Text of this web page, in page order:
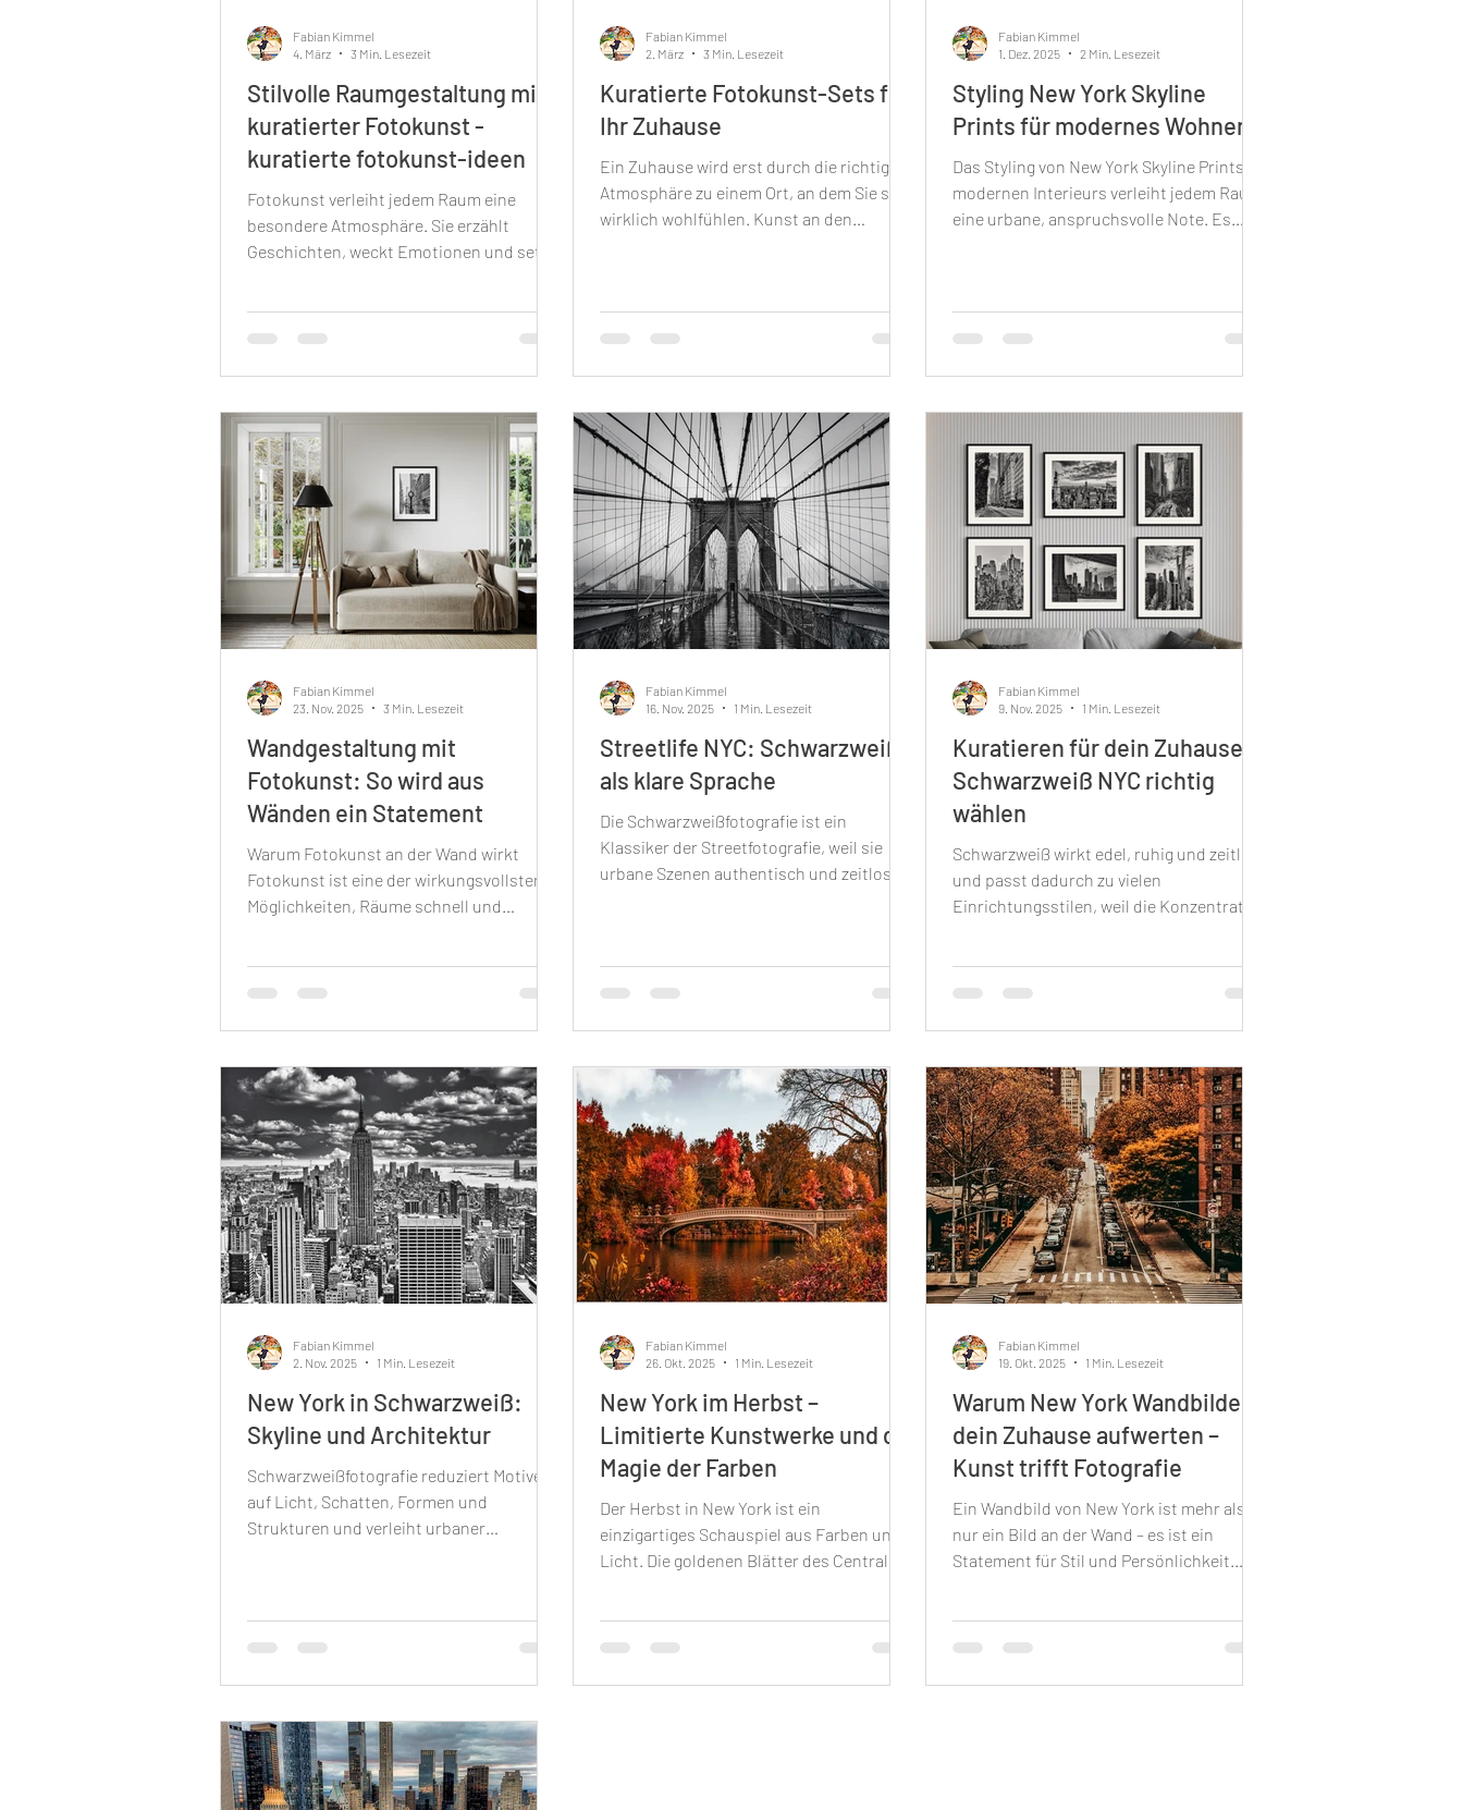
Stilvolle Raumgestaltung mit
kuratierter Fotokunst -
kuratierte fotokunst-ideen
Fotokunst verleiht jedem Raum eine
besondere Atmosphäre. Sie erzählt
Geschichten, weckt Emotionen und setzt
möchtest, bist du hier genau richtig. In
kuratierter Fotokunst deine Wohn- oder
Arbeitsbereiche aufwertest und dabei
deinen persönlichen Stil unterstreichst.
Warum kuratierte fotokunst-ideen deine
Raumgestaltung bereichern Kuratierte
Fotokunst bedeutet, d
Fabian Kimmel
4. März
3 Min. Lesezeit
Kuratierte Fotokunst-Sets für
Ihr Zuhause
Ein Zuhause wird erst durch die richtige
Atmosphäre zu einem Ort, an dem Sie sich
wirklich wohlfühlen. Kunst an den
stimmungsvollen Bildern zu gestalten.
Diese Sets sind sorgfältig
wirken und Ihrem Wohnraum eine
besondere Note zu verleihen. Wenn Sie
auf der Suche nach einer stilvollen und
zugleich per
Fabian Kimmel
2. März
3 Min. Lesezeit
Styling New York Skyline
Prints für modernes Wohnen
Das Styling von New York Skyline Prints in
modernen Interieurs verleiht jedem Raum
eine urbane, anspruchsvolle Note. Es
State Building oder der Freiheitsstatue –
eignen sich hervorragend als Blickfang.
New York Skyline Prints im modernen
Raum..
Fabian Kimmel
1. Dez. 2025
2 Min. Lesezeit
Wandgestaltung mit
Fotokunst: So wird aus
Wänden ein Statement
Warum Fotokunst an der Wand wirkt
Fotokunst ist eine der wirkungsvollsten
Möglichkeiten, Räume schnell und
ausgewählten Motiven und Formaten. Gut
Atmosphäre, setzen Akzente und erzählen
Ihre persönliche Geschichte.Gerade
limitierte Editionen behalten dabei ihren
Sammlerwert und wirken wie kuratierte
Kunstwerke statt wie austauschbare
Deko. Der erste Schritt: Stimmung und
Raum analysiere
Fabian Kimmel
23. Nov. 2025
3 Min. Lesezeit
Streetlife NYC: Schwarzweiß
als klare Sprache
Die Schwarzweißfotografie ist ein
Klassiker der Streetfotografie, weil sie
urbane Szenen authentisch und zeitlos
Treppenhäuser, Fassadenraster,
Schaufensterreflexionen und
zu klaren Formen und Mustern.​Motiv-
Ikonen wie die Brooklyn Bridge und
Straßenszenen Manhattans bieten in
Schwar
Fabian Kimmel
16. Nov. 2025
1 Min. Lesezeit
Kuratieren für dein Zuhause:
Schwarzweiß NYC richtig
wählen
Schwarzweiß wirkt edel, ruhig und zeitlos
und passt dadurch zu vielen
Einrichtungsstilen, weil die Konzentration
Wohnbereiche eignen sich weite Skyline-
Raumtiefe erzeugen und als zentrales
Statement-Piece funktionieren.​Für
Schlaf- und Arbeitsräume sind grafisch
reduzierte Architekturdetails und
Brückenstrukturen ideal, da
Linienführung und Rhythmus ohne
Farbreize harmonisch wir
Fabian Kimmel
9. Nov. 2025
1 Min. Lesezeit
New York in Schwarzweiß:
Skyline und Architektur
Schwarzweißfotografie reduziert Motive
auf Licht, Schatten, Formen und
Strukturen und verleiht urbaner
weltberühmt für seine Skyline und
Wahrzeichen wie das Empire State
einem idealen Motiv für ikonische
Schwarzweiß-Wandbilder macht.​Der
Verzicht auf Farbe betont Linienführung,
Fabian Kimmel
2. Nov. 2025
1 Min. Lesezeit
New York im Herbst –
Limitierte Kunstwerke und die
Magie der Farben
Der Herbst in New York ist ein
einzigartiges Schauspiel aus Farben und
Licht. Die goldenen Blätter des Central
Fotomotive, die in ihren Details
dir eine exklusive Kollektion von Giclée
Fabian Kimmel
26. Okt. 2025
1 Min. Lesezeit
Warum New York Wandbilder
dein Zuhause aufwerten –
Kunst trifft Fotografie
Ein Wandbild von New York ist mehr als
nur ein Bild an der Wand – es ist ein
Statement für Stil und Persönlichkeit.
Parks inspiriert Künstler und Fotografen
sich diese Stadt von ihrer schönsten
Fabian Kimmel
19. Okt. 2025
1 Min. Lesezeit